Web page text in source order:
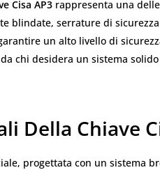
Cisa AP3 rappresenta una
blindate, serrature di
un alto livello di
chi desidera un sistema
Della Chiave
progettata con un sistema